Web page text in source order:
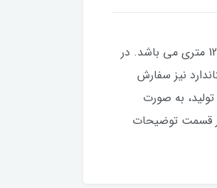
​​​​روفرشی کشدار (کاور روفرشی) با بهترین کیفیت موجود در بازار و با بهترین پارچه مخمل و رنگ، با طرح بسیار زیبا در سایزهای 4 و 6 و 9 و 12 متری می باشد. در
تومان بیشتر، سایزهای غیر استاندارد نیز سفارش
سفارش برای تولید، به صورت
قسمت توضیحات